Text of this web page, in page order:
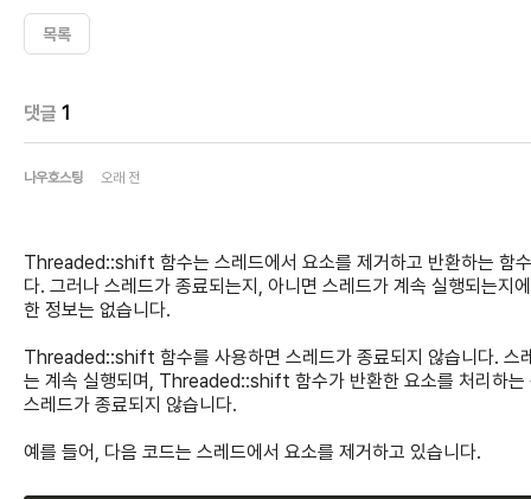
목록
댓글 1
나우호스팅 오래 전
Threaded::shift 함수는 스레드에서 요소를 제거하고 반환하는 함
다. 그러나 스레드가 종료되는지, 아니면 스레드가 계속 실행되는지
한 정보는 없습니다.
Threaded::shift 함수를 사용하면 스레드가 종료되지 않습니다. 스
는 계속 실행되며, Threaded::shift 함수가 반환한 요소를 처리하는
스레드가 종료되지 않습니다.
예를 들어, 다음 코드는 스레드에서 요소를 제거하고 있습니다.